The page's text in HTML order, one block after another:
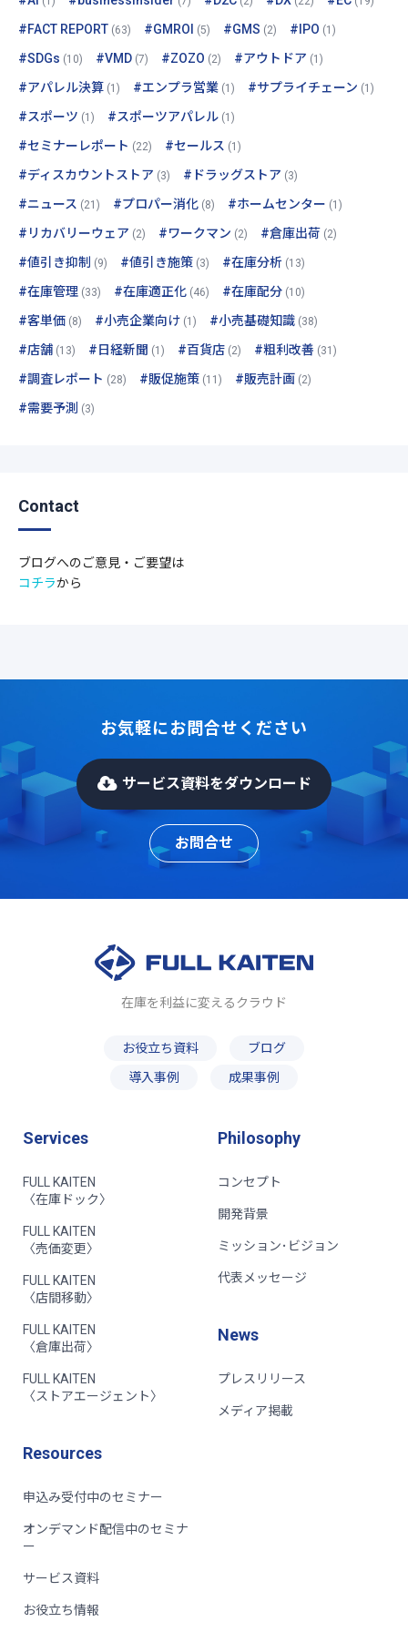
#FACT REPORT (63) #GMROI (5) #GMS (2) #IPO (1)
#SDGs (10) #VMD (7) #ZOZO (2) #アウトドア (1)
#アパレル決算 (1) #エンプラ営業 (1) #サプライチェーン (1)
#スポーツ (1) #スポーツアパレル (1)
#セミナーレポート (22) #セールス (1)
#ディスカウントストア (3) #ドラッグストア (3)
#ニュース (21) #プロパー消化 (8) #ホームセンター (1)
#リカバリーウェア (2) #ワークマン (2) #倉庫出荷 (2)
#値引き抑制 (9) #値引き施策 (3) #在庫分析 (13)
#在庫管理 (33) #在庫適正化 (46) #在庫配分 (10)
#客単価 (8) #小売企業向け (1) #小売基礎知識 (38)
#店舗 (13) #日経新聞 (1) #百貨店 (2) #粗利改善 (31)
#調査レポート (28) #販促施策 (11) #販売計画 (2)
#需要予測 (3)
Contact
ブログへのご意見・ご要望は
コチラから
お気軽にお問合せください
サービス資料をダウンロード
お問合せ
在庫を利益に変えるクラウド
お役立ち資料
ブログ
導入事例
成果事例
Services
FULL KAITEN
〈在庫ドック〉
FULL KAITEN
〈売価変更〉
FULL KAITEN
〈店間移動〉
FULL KAITEN
〈倉庫出荷〉
FULL KAITEN
〈ストアエージェント〉
Philosophy
コンセプト
開発背景
ミッション･ビジョン
代表メッセージ
News
プレスリリース
メディア掲載
Resources
申込み受付中のセミナー
オンデマンド配信中のセミナ
ー
サービス資料
お役立ち情報